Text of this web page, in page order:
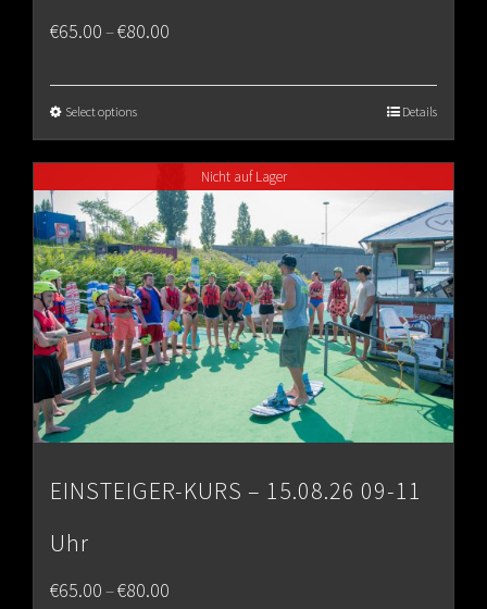
€65.00–€80.00
€80.00
Select options Details
Nicht auf Lager
EINSTEIGER-KURS – 15.08.26 09-11
Uhr
€65.00–€80.00